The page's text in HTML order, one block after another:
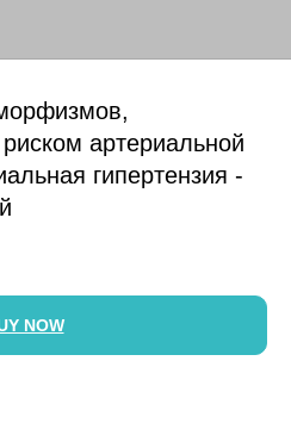
артериальной
гипертензия -
NOW